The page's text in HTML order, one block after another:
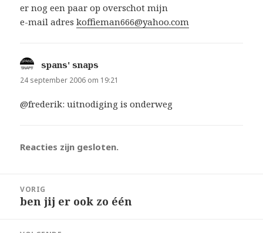
er nog een paar op overschot mijn
e-mail adreskoffieman666@yahoo.com
spans' snaps
24 september 2006 om 19:21
@frederik: uitnodiging is onderweg
Reacties zijn gesloten.
navigatie
VORIG
Vorig
ben jij er ook zo één